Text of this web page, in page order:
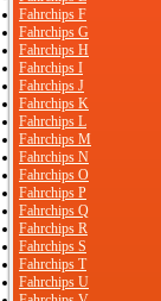
Fahrchips F
Fahrchips G
Fahrchips H
Fahrchips I
Fahrchips J
Fahrchips K
Fahrchips L
Fahrchips M
Fahrchips N
Fahrchips O
Fahrchips P
Fahrchips Q
Fahrchips R
Fahrchips S
Fahrchips T
Fahrchips U